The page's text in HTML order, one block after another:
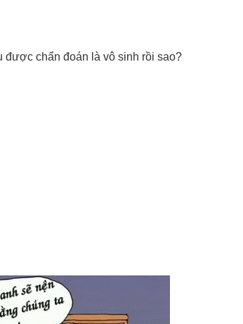
được chẩn đoán là vô sinh rồi sao?